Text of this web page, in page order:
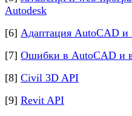
Autodesk
[6] Адаптация AutoCAD и
[7] Ошибки в AutoCAD и
[8] Civil 3D API
[9] Revit API